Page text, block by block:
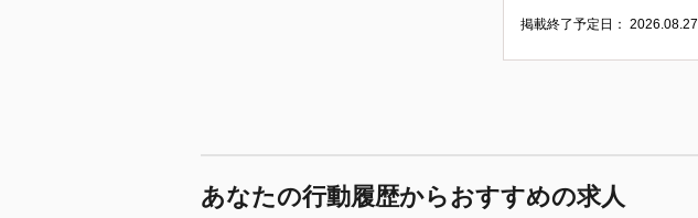
掲載終了予定日：2026.08.27
あなたの行動履歴からおすすめの求人